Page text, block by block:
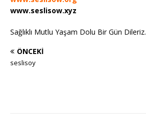
www.seslisow.xyz
Sağlıklı Mutlu Yaşam Dolu Bir Gün Dileriz.
ÖNCEKI
seslisoy